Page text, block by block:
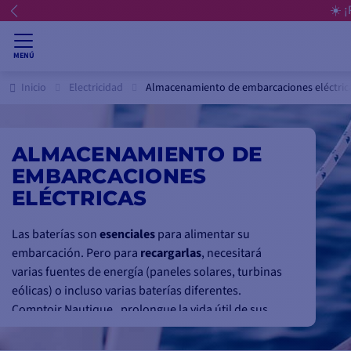
☀️
MENÚ
Inicio Electricidad Almacenamiento de embarcaciones
ALMACENAMIENTO DE
EMBARCACIONES
ELÉCTRICAS
Las baterías sonesencialespara alimentar su
embarcación. Pero para recargarlas, necesitará
varias fuentes de energía (paneles solares, turbinas
eólicas) o incluso varias baterías diferentes.
Comptoir Nautique , prolongue la vida útil de sus
baterías marinascon nuestros productos
específicos: disyuntores, gestores de baterías,